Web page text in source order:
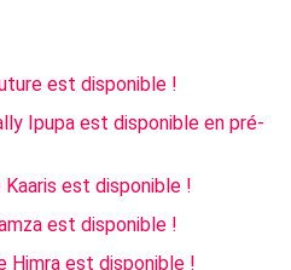
est disponible !
Ipupa est disponible en pré-
Kaaris est disponible !
est disponible !
Himra est disponible !